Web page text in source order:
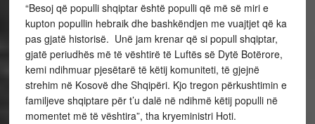
“Besoj që populli shqiptar është populli që më së miri e
kupton popullin hebraik dhe bashkëndjen me vuajtjet që ka
pas gjatë historisë. Unë jam krenar që si popull shqiptar,
gjatë periudhës më të vështirë të Luftës së Dytë Botërore,
kemi ndihmuar pjesëtarë të këtij komuniteti, të gjejnë
strehim në Kosovë dhe Shqipëri. Kjo tregon përkushtimin e
familjeve shqiptare për t’u dalë në ndihmë këtij populli në
momentet më të vështira”, tha kryeministri Hoti.